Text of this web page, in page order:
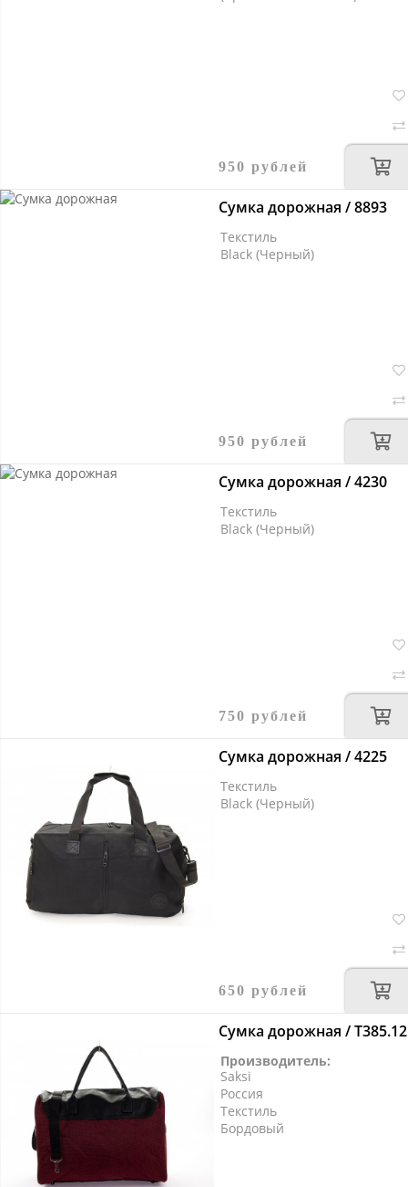
950 рублей
Сумка дорожная / 8893
Текстиль
Black (Черный)
950 рублей
Сумка дорожная / 4230
Текстиль
Black (Черный)
750 рублей
Сумка дорожная / 4225
Текстиль
Black (Черный)
650 рублей
Сумка дорожная / T385.12
Производитель:
Saksi
Россия
Текстиль
Бордовый